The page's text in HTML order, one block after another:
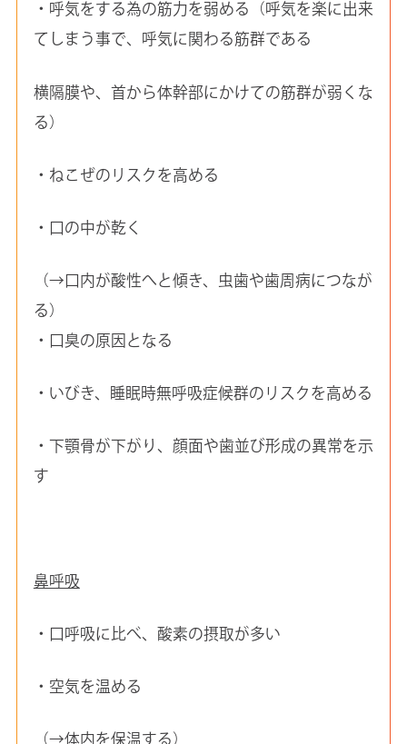
・呼気をする為の筋力を弱める（呼気を楽に出来
てしまう事で、呼気に関わる筋群である
横隔膜や、首から体幹部にかけての筋群が弱くな
る）
・ねこぜのリスクを高める
・口の中が乾く
（→口内が酸性へと傾き、虫歯や歯周病につなが
る）
・口臭の原因となる
・いびき、睡眠時無呼吸症候群のリスクを高める
・下顎骨が下がり、顔面や歯並び形成の異常を示
す
鼻呼吸
・口呼吸に比べ、酸素の摂取が多い
・空気を温める
（→体内を保温する）